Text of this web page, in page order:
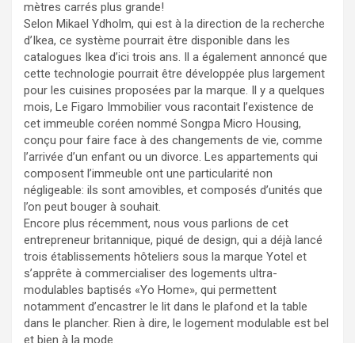
mètres carrés plus grande!
Selon Mikael Ydholm, qui est à la direction de la recherche
d’Ikea, ce système pourrait être disponible dans les
catalogues Ikea d’ici trois ans. Il a également annoncé que
cette technologie pourrait être développée plus largement
pour les cuisines proposées par la marque. Il y a quelques
mois, Le Figaro Immobilier vous racontait l’existence de
cet immeuble coréen nommé Songpa Micro Housing,
conçu pour faire face à des changements de vie, comme
l’arrivée d’un enfant ou un divorce. Les appartements qui
composent l’immeuble ont une particularité non
négligeable: ils sont amovibles, et composés d’unités que
l’on peut bouger à souhait.
Encore plus récemment, nous vous parlions de cet
entrepreneur britannique, piqué de design, qui a déjà lancé
trois établissements hôteliers sous la marque Yotel et
s’apprête à commercialiser des logements ultra-
modulables baptisés «Yo Home», qui permettent
notamment d’encastrer le lit dans le plafond et la table
dans le plancher. Rien à dire, le logement modulable est bel
et bien à la mode.